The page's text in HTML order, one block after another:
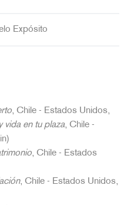
Expósito
, Chile - Estados Unidos,
vida en tu plaza, Chile -
, Chile - Estados
, Chile - Estados Unidos,